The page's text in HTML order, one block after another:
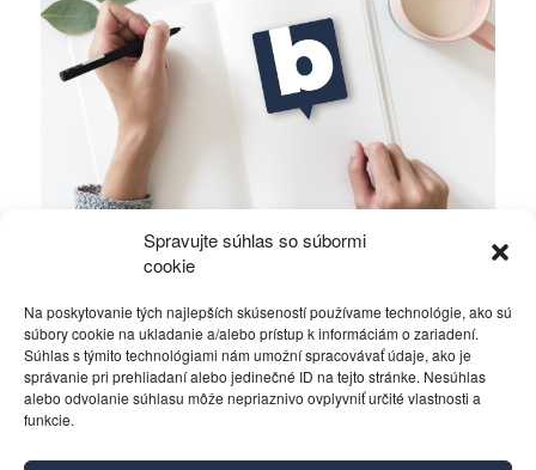
Spravujte súhlas so súbormi
cookie
Na poskytovanie tých najlepších skúseností používame technológie, ako sú
súbory cookie na ukladanie a/alebo prístup k informáciám o zariadení.
Súhlas s týmito technológiami nám umožní spracovávať údaje, ako je
správanie pri prehliadaní alebo jedinečné ID na tejto stránke. Nesúhlas
alebo odvolanie súhlasu môže nepriaznivo ovplyvniť určité vlastnosti a
funkcie.
Alawiti v Sýrii bojujú o holé prežitie
Rôzne 16. októbra 2019
Kontakt